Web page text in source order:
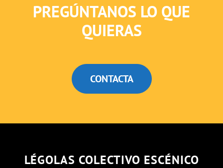
PREGÚNTANOS LO QUE
QUIERAS
CONTACTA
LÉGOLAS COLECTIVO ESCÉNICO